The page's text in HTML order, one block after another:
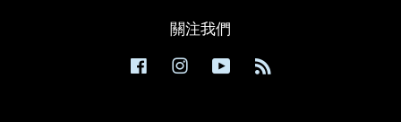
關注我們
Facebook Instagram YouTube